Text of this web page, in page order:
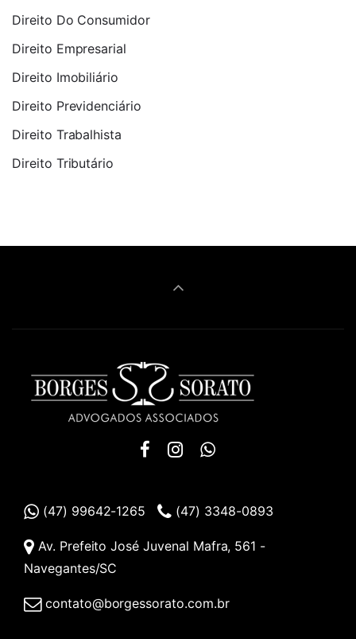
Direito Do Consumidor
Direito Empresarial
Direito Imobiliário
Direito Previdenciário
Direito Trabalhista
Direito Tributário
(47) 99642-1265 (47) 3348-0893
Av. Prefeito José Juvenal Mafra, 561 -
Navegantes/SC
contato@borgessorato.com.br